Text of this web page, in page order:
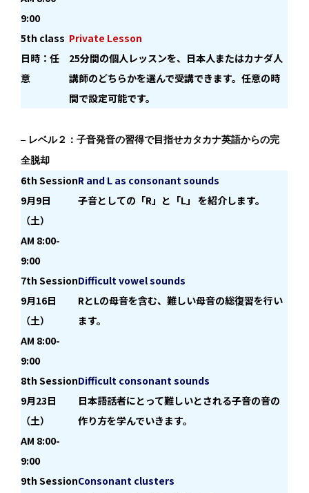
9:00
5th class
日時：任
意
Private Lesson
25分間の個人レッスンを、日本人またはカナダ人
講師のどちらかを選んで受講できます。任意の時
間で設定可能です。
– レベル２：子音発音の習得で目指せカタカナ英語からの完
全脱却
6th Session
9月9日
（土）
AM 8:00-
9:00
R and L as consonant sounds
子音としての「R」と「L」 を紹介します。
7th Session
9月16日
（土）
AM 8:00-
9:00
Difficult vowel sounds
RとLの母音を含む、難しい母音の総復習を行い
ます。
8th Session
9月23日
（土）
AM 8:00-
9:00
Difficult consonant sounds
日本語話者にとって難しいとされる子音の音の
作り方を学んでいきます。
9th SessionConsonant clusters